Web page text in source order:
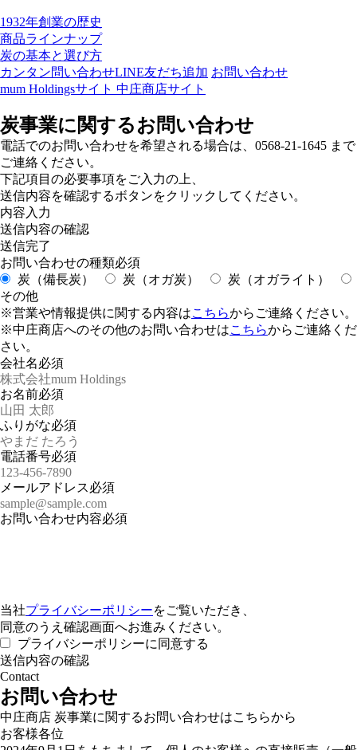
1932年創業の歴史
商品ラインナップ
炭の基本と選び方
カンタン問い合わせLINE友だち追加 お問い合わせ
mum Holdingsサイト 中庄商店サイト
炭事業に関するお問い合わせ
電話でのお問い合わせを希望される場合は、0568-21-1645 まで
ご連絡ください。
下記項目の必要事項をご入力の上、
送信内容を確認するボタンをクリックしてください。
内容入力
送信内容の確認
送信完了
お問い合わせの種類必須
炭（備長炭）
炭（オガ炭）
炭（オガライト）
その他
※営業や情報提供に関する内容はこちらからご連絡ください。
※中庄商店へのその他のお問い合わせはこちらからご連絡くだ
さい。
会社名必須
お名前必須
ふりがな必須
電話番号必須
メールアドレス必須
お問い合わせ内容必須
当社プライバシーポリシーをご覧いただき、
同意のうえ確認画面へお進みください。
プライバシーポリシーに同意する
Contact
お問い合わせ
中庄商店 炭事業に関するお問い合わせはこちらから
お客様各位